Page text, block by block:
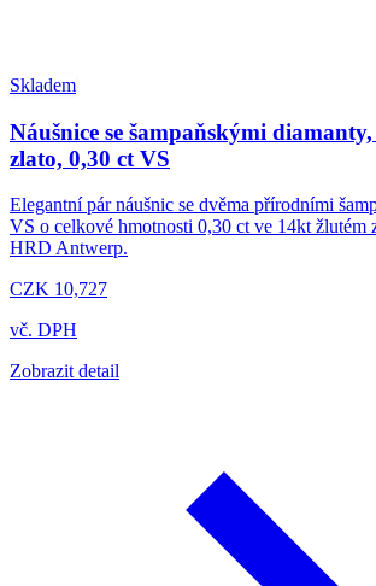
Skladem
Náušnice se šampaňskými
zlato, 0,30 ct VS
Elegantní pár náušnic se dvěma přírodními
VS o celkové hmotnosti 0,30 ct ve 14kt žlutém
HRD Antwerp.
CZK 10,727
vč. DPH
Zobrazit detail